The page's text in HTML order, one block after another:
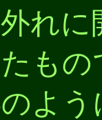
れ
も
よ